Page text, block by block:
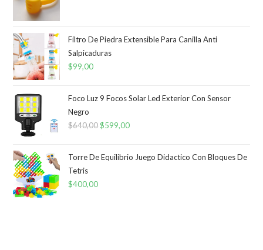
era:
$120,00.
es:
Filtro De Piedra Extensible Para Canilla Anti
Salpicaduras
$99,00
Foco Luz 9 Focos Solar Led Exterior Con Sensor
Negro
$640,00El
original
$599,00El
actual
Torre De Equilibrio Juego Didactico Con Bloques De
Tetris
$400,00